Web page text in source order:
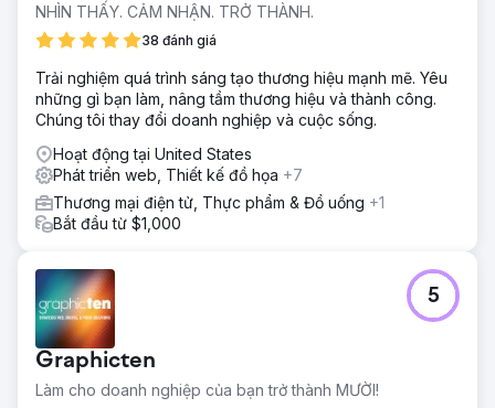
NHÌN THẤY. CẢM NHẬN. TRỞ THÀNH.
38 đánh giá
Trải nghiệm quá trình sáng tạo thương hiệu mạnh mẽ. Yêu
những gì bạn làm, nâng tầm thương hiệu và thành công.
Chúng tôi thay đổi doanh nghiệp và cuộc sống.
Hoạt động tại United States
Phát triển web, Thiết kế đồ họa +7
Thương mại điện tử, Thực phẩm & Đồ uống +1
Bắt đầu từ $1,000
Graphicten
Làm cho doanh nghiệp của bạn trở thành MƯỜI!
5